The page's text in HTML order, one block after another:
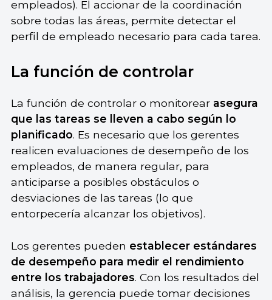
empleados). El accionar de la coordinación
sobre todas las áreas, permite detectar el
perfil de empleado necesario para cada tarea.
La función de controlar
La función de controlar o monitorear asegura
que las tareas se lleven a cabo según lo
planificado. Es necesario que los gerentes
realicen evaluaciones de desempeño de los
empleados, de manera regular, para
anticiparse a posibles obstáculos o
desviaciones de las tareas (lo que
entorpecería alcanzar los objetivos).
Los gerentes pueden establecer estándares
de desempeño para medir el rendimiento
entre los trabajadores. Con los resultados del
análisis, la gerencia puede tomar decisiones